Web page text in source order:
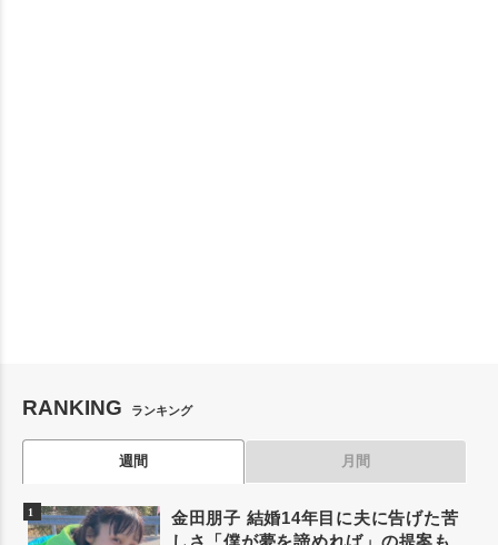
RANKING ランキング
週間 月間
金田朋子 結婚14年目に夫に告げた苦
しさ「僕が夢を諦めれば」の提案も